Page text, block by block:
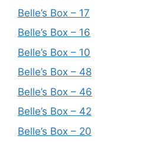
Belle’s Box – 17
Belle’s Box – 16
Belle’s Box – 10
Belle’s Box – 48
Belle’s Box – 46
Belle’s Box – 42
Belle’s Box – 20